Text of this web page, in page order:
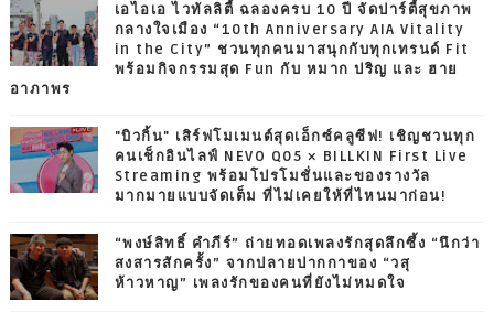
เอไอเอ ไวทัลลิตี้ ฉลองครบ 10 ปี จัดปาร์ตี้สุขภาพ
กลางใจเมือง “10th Anniversary AIA Vitality
in the City” ชวนทุกคนมาสนุกกับทุกเทรนด์ Fit
พร้อมกิจกรรมสุด Fun กับ หมาก ปริญ และ ฮาย
อาภาพร
"บิวกิ้น" เสิร์ฟโมเมนต์สุดเอ็กซ์คลูซีฟ! เชิญชวนทุก
คนเช็กอินไลฟ์ NEVO Q05 × BILLKIN First Live
Streaming พร้อมโปรโมชั่นและของรางวัล
มากมายแบบจัดเต็ม ที่ไม่เคยให้ที่ไหนมาก่อน!
“พงษ์สิทธิ์ คำภีร์” ถ่ายทอดเพลงรักสุดลึกซึ้ง “นึกว่า
สงสารสักครั้ง” จากปลายปากกาของ “วสุ
ห้าวหาญ” เพลงรักของคนที่ยังไม่หมดใจ